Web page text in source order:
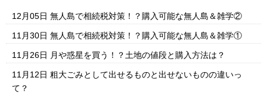
12月05日 無人島で相続税対策！？購入可能な無人島＆雑学②
11月30日 無人島で相続税対策！？購入可能な無人島＆雑学①
11月26日 月や惑星を買う！？土地の値段と購入方法は？
11月12日 粗大ごみとして出せるものと出せないものの違いっ
て？